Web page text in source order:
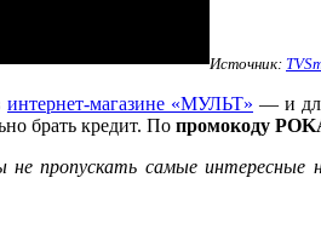
Источник:
интернет-магазине «МУЛЬТ» — и
брать кредит. По промокоду
не пропускать самые